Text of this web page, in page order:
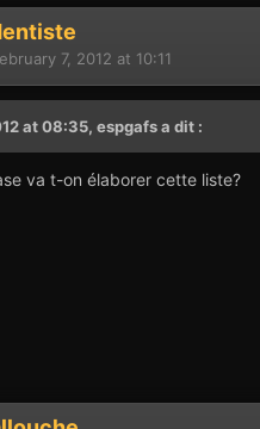
7, 2012 at 10:11
at 08:35, espgafs a dit :
va t-on élaborer cette liste?